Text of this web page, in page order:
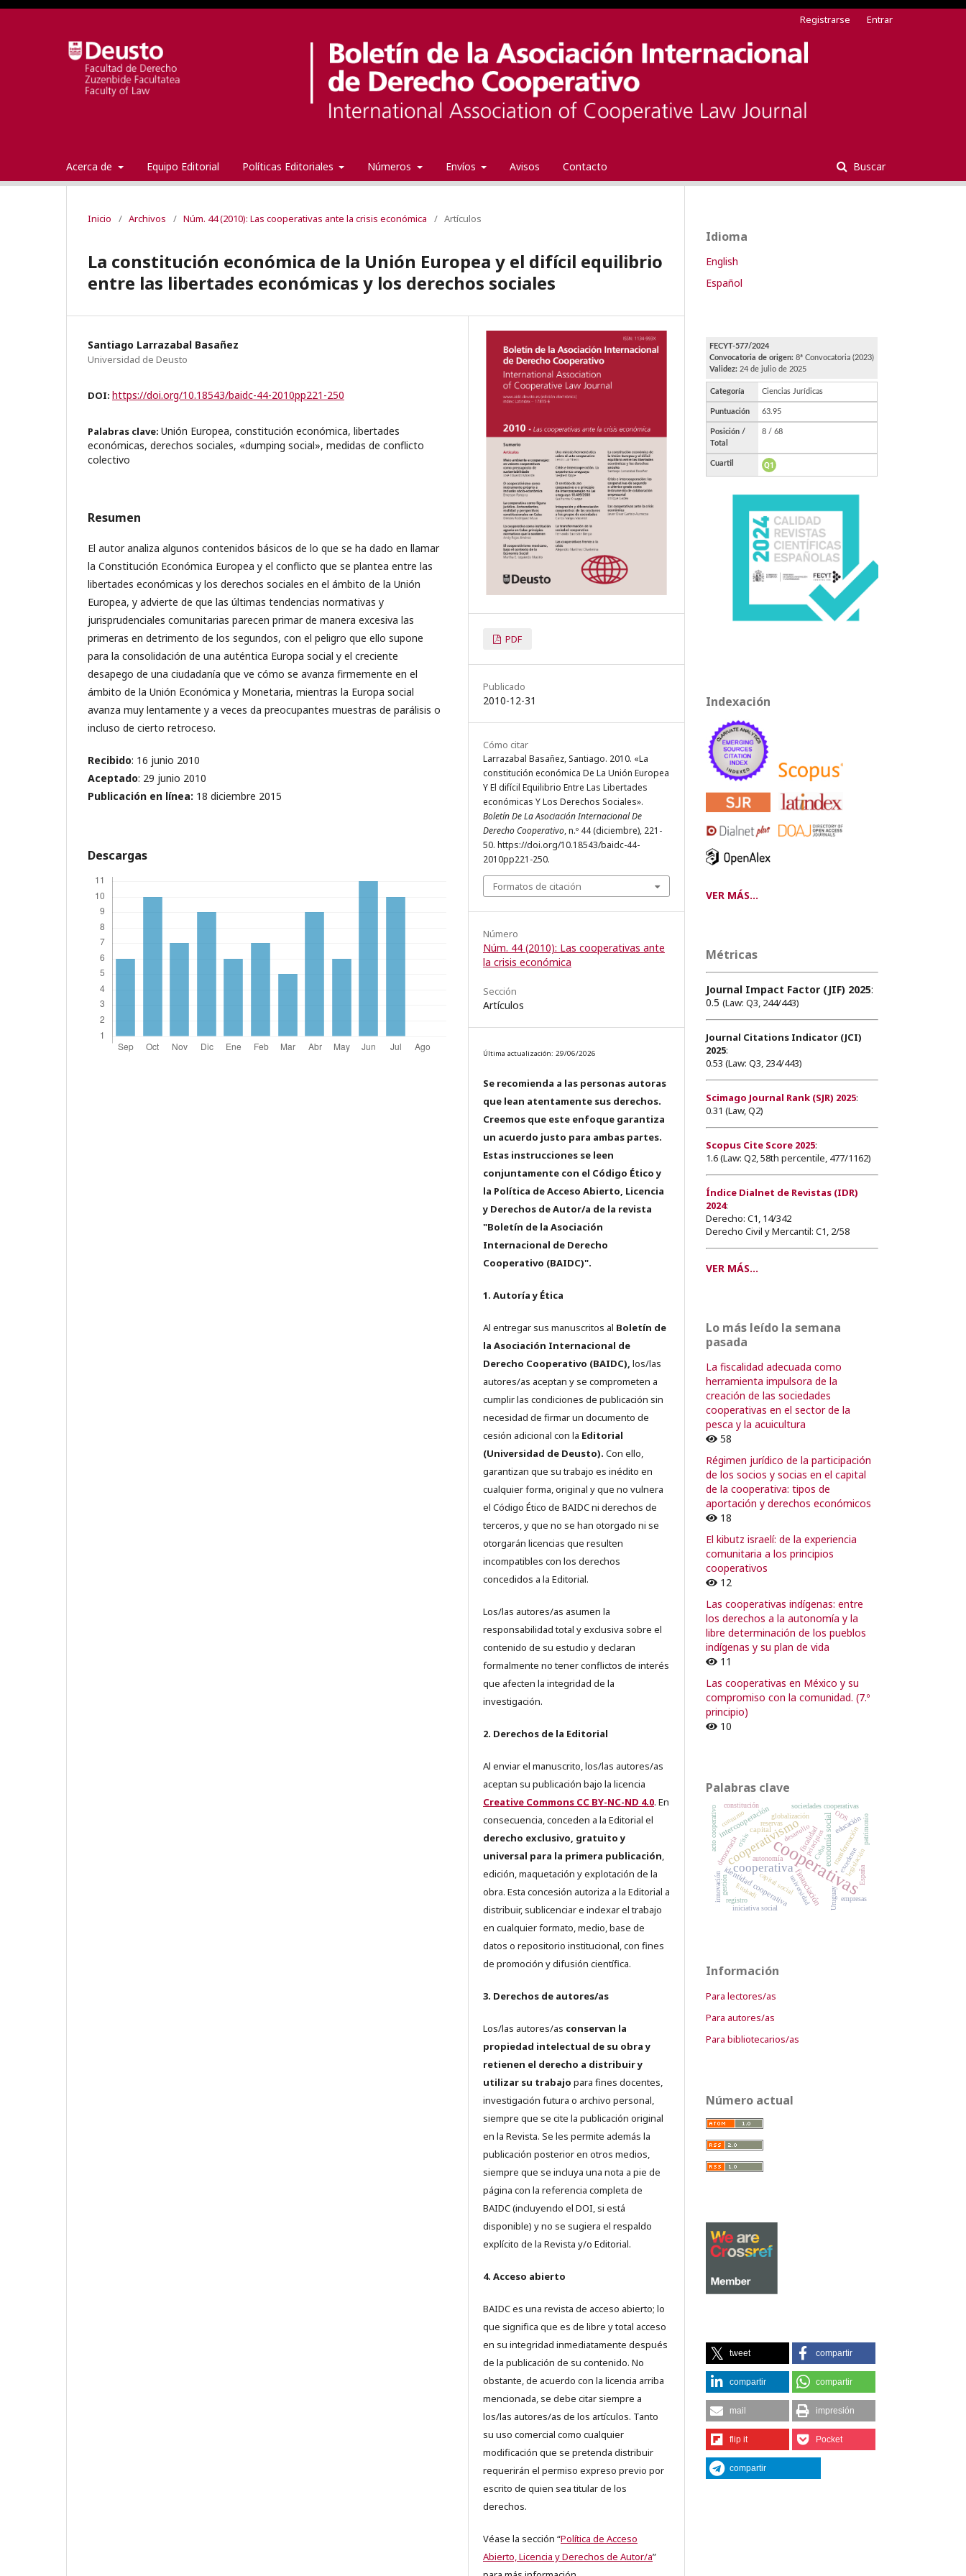
Acerca de Equipo Editorial Políticas Editoriales Números Envíos Avisos Contacto Buscar
Registrarse Entrar
Inicio / Archivos / Núm. 44 (2010): Las cooperativas ante la crisis económica / Artículos
La constitución económica de la Unión Europea y el difícil equilibrio
entre las libertades económicas y los derechos sociales
Santiago Larrazabal Basañez
Universidad de Deusto
DOI: https://doi.org/10.18543/baidc-44-2010pp221-250
Palabras clave: Unión Europea, constitución económica, libertades
económicas, derechos sociales, «dumping social», medidas de conflicto
colectivo
Resumen
El autor analiza algunos contenidos básicos de lo que se ha dado en llamar
la Constitución Económica Europea y el conflicto que se plantea entre las
libertades económicas y los derechos sociales en el ámbito de la Unión
Europea, y advierte de que las últimas tendencias normativas y
jurisprudenciales comunitarias parecen primar de manera excesiva las
primeras en detrimento de los segundos, con el peligro que ello supone
para la consolidación de una auténtica Europa social y el creciente
desapego de una ciudadanía que ve cómo se avanza firmemente en el
ámbito de la Unión Económica y Monetaria, mientras la Europa social
avanza muy lentamente y a veces da preocupantes muestras de parálisis o
incluso de cierto retroceso.
Recibido: 16 junio 2010
Aceptado: 29 junio 2010
Publicación en línea: 18 diciembre 2015
Descargas
PDF
Publicado
2010-12-31
Cómo citar
Larrazabal Basañez, Santiago. 2010. «La
constitución económica De La Unión Europea
Y El difícil Equilibrio Entre Las Libertades
económicas Y Los Derechos Sociales».
Boletín De La Asociación Internacional De
Derecho Cooperativo, n.º 44 (diciembre), 221-
50. https://doi.org/10.18543/baidc-44-
2010pp221-250.
Formatos de citación
Número
Núm. 44 (2010): Las cooperativas ante
la crisis económica
Sección
Artículos
Última actualización: 29/06/2026
Se recomienda a las personas autoras
que lean atentamente sus derechos.
Creemos que este enfoque garantiza
un acuerdo justo para ambas partes.
Estas instrucciones se leen
conjuntamente con el Código Ético y
la Política de Acceso Abierto, Licencia
y Derechos de Autor/a de la revista
"Boletín de la Asociación
Internacional de Derecho
Cooperativo (BAIDC)".
1. Autoría y Ética
Al entregar sus manuscritos al Boletín de
la Asociación Internacional de
Derecho Cooperativo (BAIDC), los/las
autores/as aceptan y se comprometen a
cumplir las condiciones de publicación sin
necesidad de firmar un documento de
cesión adicional con la Editorial
(Universidad de Deusto). Con ello,
garantizan que su trabajo es inédito en
cualquier forma, original y que no vulnera
el Código Ético de BAIDC ni derechos de
terceros, y que no se han otorgado ni se
otorgarán licencias que resulten
incompatibles con los derechos
concedidos a la Editorial.
Los/las autores/as asumen la
responsabilidad total y exclusiva sobre el
contenido de su estudio y declaran
formalmente no tener conflictos de interés
que afecten la integridad de la
investigación.
2. Derechos de la Editorial
Al enviar el manuscrito, los/las autores/as
aceptan su publicación bajo la licencia
Creative Commons CC BY-NC-ND 4.0. En
consecuencia, conceden a la Editorial el
derecho exclusivo, gratuito y
universal para la primera publicación,
edición, maquetación y explotación de la
obra. Esta concesión autoriza a la Editorial a
distribuir, sublicenciar e indexar el trabajo
en cualquier formato, medio, base de
datos o repositorio institucional, con fines
de promoción y difusión científica.
3. Derechos de autores/as
Los/las autores/as conservan la
propiedad intelectual de su obra y
retienen el derecho a distribuir y
utilizar su trabajo para fines docentes,
investigación futura o archivo personal,
siempre que se cite la publicación original
en la Revista. Se les permite además la
publicación posterior en otros medios,
siempre que se incluya una nota a pie de
página con la referencia completa de
BAIDC (incluyendo el DOI, si está
disponible) y no se sugiera el respaldo
explícito de la Revista y/o Editorial.
4. Acceso abierto
BAIDC es una revista de acceso abierto; lo
que significa que es de libre y total acceso
en su integridad inmediatamente después
de la publicación de su contenido. No
obstante, de acuerdo con la licencia arriba
mencionada, se debe citar siempre a
los/las autores/as de los artículos. Tanto
su uso comercial como cualquier
modificación que se pretenda distribuir
requerirán el permiso expreso previo por
escrito de quien sea titular de los
derechos.
Véase la sección “Política de Acceso
Abierto, Licencia y Derechos de Autor/a”
Idioma
English
Español
Indexación
VER MÁS...
Métricas
Journal Impact Factor (JIF) 2025:
0.5 (Law: Q3, 244/443)
Journal Citations Indicator (JCI)
2025:
0.53 (Law: Q3, 234/443)
Scimago Journal Rank (SJR) 2025:
0.31 (Law, Q2)
Scopus Cite Score 2025:
1.6 (Law: Q2, 58th percentile, 477/1162)
Índice Dialnet de Revistas (IDR)
2024:
Derecho: C1, 14/342
Derecho Civil y Mercantil: C1, 2/58
VER MÁS...
Lo más leído la semana
pasada
La fiscalidad adecuada como
herramienta impulsora de la
creación de las sociedades
cooperativas en el sector de la
pesca y la acuicultura
58
Régimen jurídico de la participación
de los socios y socias en el capital
de la cooperativa: tipos de
aportación y derechos económicos
18
El kibutz israelí: de la experiencia
comunitaria a los principios
cooperativos
12
Las cooperativas indígenas: entre
los derechos a la autonomía y la
libre determinación de los pueblos
indígenas y su plan de vida
11
Las cooperativas en México y su
compromiso con la comunidad. (7.º
principio)
10
Palabras clave
cooperativas
cooperativismo
cooperativa
economía social
financiación
capital
identidad cooperativa
intercooperación
fiscalidad transformación
educación
sociedades cooperativas
democracia
globalización
innovación
acto cooperativo desarrollo
capital socialuniversidad
Cuba
autonomía legislación
Uruguay
crisis
España
Euskadi
iniciativa social
patrimonio
principios
reservas
excedente
registro
constitución
consumo
empresas
gestión
ODS
Información
Para lectores/as
Para autores/as
Para bibliotecarios/as
Número actual
tweet compartir
compartir compartir
mail impresión
flip it Pocket
compartir